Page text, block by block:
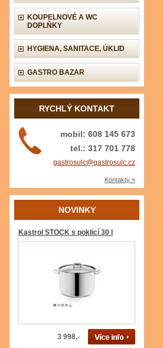
KOUPELNOVÉ A WC
DOPLŇKY
HYGIENA, SANITACE, ÚKLID
GASTRO BAZAR
RYCHLÝ KONTAKT
mobil: 608 145 673
tel.: 317 701 778
gastrosulc@gastrosulc.cz
Kontakty »
NOVINKY
Kastrol STOCK s poklicí 30 l
3 998,-